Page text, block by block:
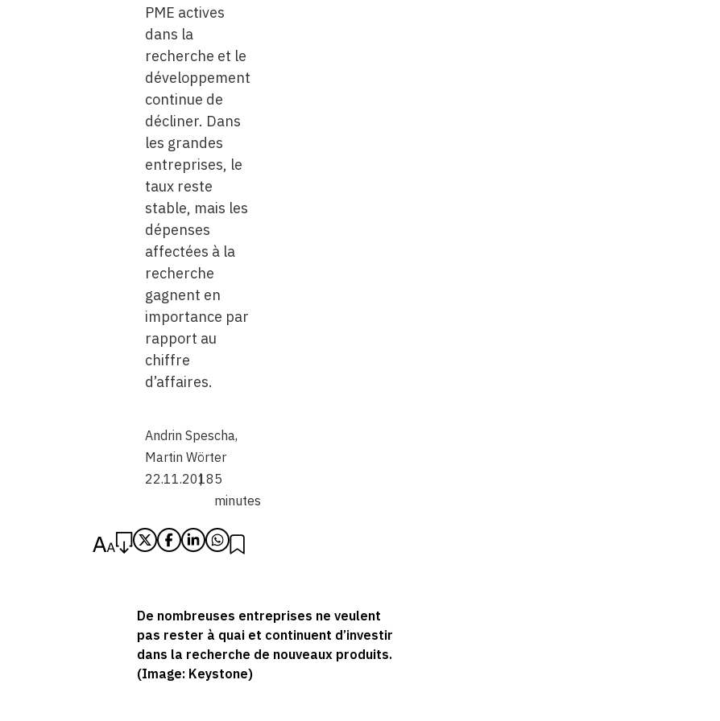
PME actives
dans la
recherche et le
développement
continue de
décliner. Dans
les grandes
entreprises, le
taux reste
stable, mais les
dépenses
affectées à la
recherche
gagnent en
importance par
rapport au
chiffre
d’affaires.
Andrin Spescha,
Martin Wörter
22.11.20185
minutes
De nombreuses entreprises ne veulent
pas rester à quai et continuent d’investir
dans la recherche de nouveaux produits.
(Image: Keystone)